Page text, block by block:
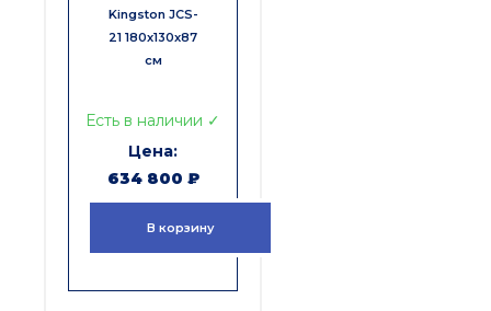
Kingston JCS-
21 180x130x87
см
Есть в наличии ✓
634 800 ₽
В корзину